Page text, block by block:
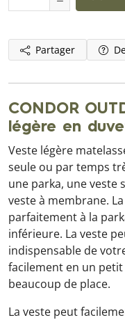
Partager
CONDOR
légère en
Veste légère
seule ou par temps
une parka, une
veste à membrane.
parfaitement à la
inférieure. La veste
indispensable de
facilement en un
beaucoup de place.
La veste peut